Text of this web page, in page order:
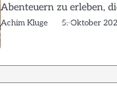
Abenteuern zu erleben,
Achim Kluge 5. Oktober